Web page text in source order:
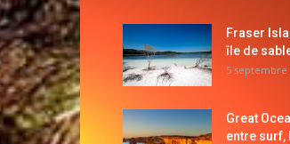
Fraser
île de
5 septembre
Great
entre surf,